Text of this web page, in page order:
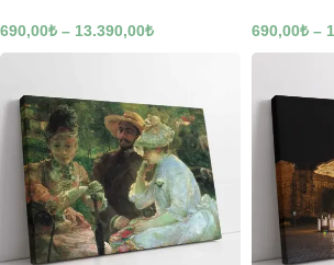
690,00₺ – 13.390,00₺ 690,00₺ –